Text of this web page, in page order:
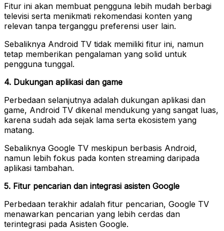
Fitur ini akan membuat pengguna lebih mudah berbagi
televisi serta menikmati rekomendasi konten yang
relevan tanpa terganggu preferensi user lain.
Sebaliknya Android TV tidak memiliki fitur ini, namun
tetap memberikan pengalaman yang solid untuk
pengguna tunggal.
4. Dukungan aplikasi dan game
Perbedaan selanjutnya adalah dukungan aplikasi dan
game, Android TV dikenal mendukung yang sangat luas,
karena sudah ada sejak lama serta ekosistem yang
matang.
Sebaliknya Google TV meskipun berbasis Android,
namun lebih fokus pada konten streaming daripada
aplikasi tambahan.
5. Fitur pencarian dan integrasi asisten Google
Perbedaan terakhir adalah fitur pencarian, Google TV
menawarkan pencarian yang lebih cerdas dan
terintegrasi pada Asisten Google.